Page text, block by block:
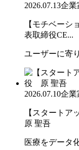
2026.07.13企業
【モチベーシ
表取締役CE...
ユーザーに寄
2026.07.10企業
【スタート
原 聖吾
医療をデータ